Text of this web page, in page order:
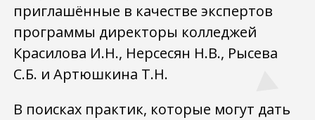
приглашённые в качестве экспертов
программы директоры колледжей
Красилова И.Н., Нерсесян Н.В., Рысева
С.Б. и Артюшкина Т.Н.
В поисках практик, которые могут дать